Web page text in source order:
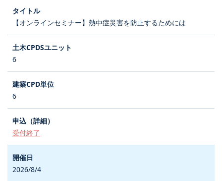
【オンラインセミナー】熱中症災害を防止するためには
6
6
受付終了
2026/8/4